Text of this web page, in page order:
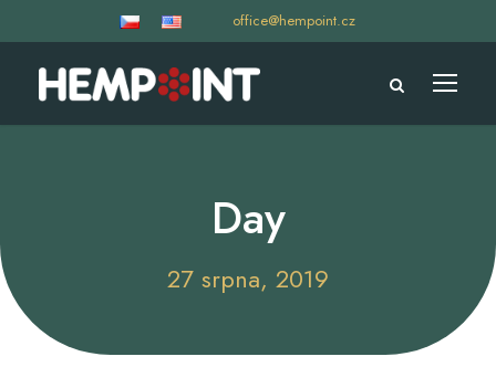
office@hempoint.cz
Day
27 srpna, 2019